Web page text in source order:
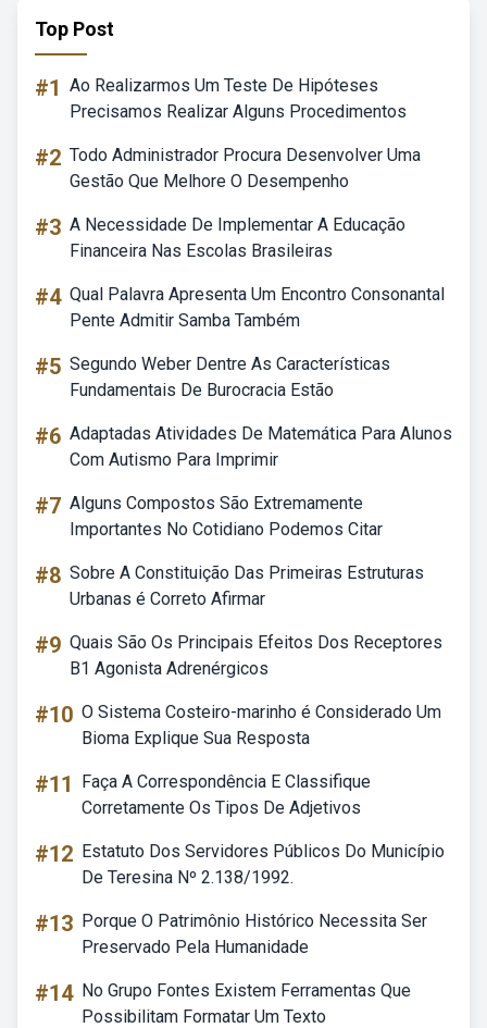
Top Post
#1 Ao Realizarmos Um Teste De Hipóteses
Precisamos Realizar Alguns Procedimentos
#2 Todo Administrador Procura Desenvolver Uma
Gestão Que Melhore O Desempenho
#3 A Necessidade De Implementar A Educação
Financeira Nas Escolas Brasileiras
#4 Qual Palavra Apresenta Um Encontro Consonantal
Pente Admitir Samba Também
#5 Segundo Weber Dentre As Características
Fundamentais De Burocracia Estão
#6 Adaptadas Atividades De Matemática Para Alunos
Com Autismo Para Imprimir
#7 Alguns Compostos São Extremamente
Importantes No Cotidiano Podemos Citar
#8 Sobre A Constituição Das Primeiras Estruturas
Urbanas é Correto Afirmar
#9 Quais São Os Principais Efeitos Dos Receptores
B1 Agonista Adrenérgicos
#10 O Sistema Costeiro-marinho é Considerado Um
Bioma Explique Sua Resposta
#11
Faça A Correspondência E Classifique
Corretamente Os Tipos De Adjetivos
#12 Estatuto Dos Servidores Públicos Do Município
De Teresina Nº 2.138/1992.
#13 Porque O Patrimônio Histórico Necessita Ser
Preservado Pela Humanidade
#14 No Grupo Fontes Existem Ferramentas Que
Possibilitam Formatar Um Texto